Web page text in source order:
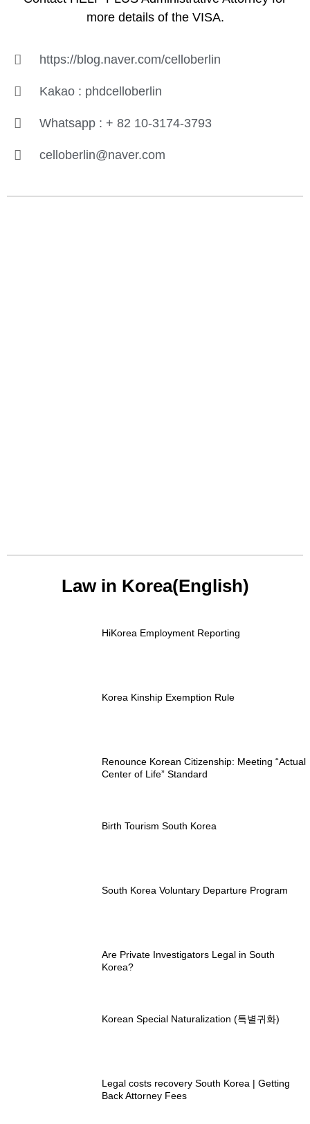
more details of the VISA.
https://blog.naver.com/celloberlin
Kakao : phdcelloberlin
Whatsapp : + 82 10-3174-3793
celloberlin@naver.com
Law in Korea(English)
HiKorea Employment Reporting
Korea Kinship Exemption Rule
Renounce Korean Citizenship: Meeting “Actual
Center of Life” Standard
Birth Tourism South Korea
South Korea Voluntary Departure Program
Are Private Investigators Legal in South
Korea?
Korean Special Naturalization (특별귀화)
Legal costs recovery South Korea | Getting
Back Attorney Fees